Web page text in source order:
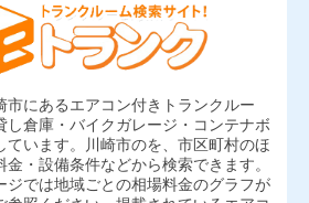
市にあるエアコン付きトランクルー
し倉庫・バイクガレージ・コンテナボ
ています。川崎市のを、市区町村のほ
・設備条件などから検索できます。
ジでは地域ごとの相場料金のグラフが